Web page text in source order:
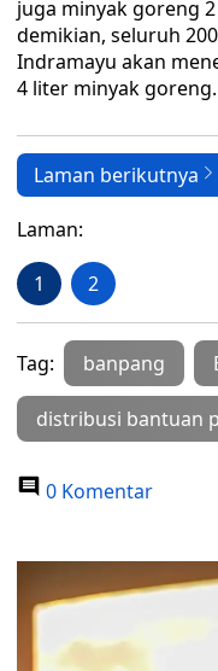
juga minyak goreng
demikian, seluruh
Indramayu akan
4 liter minyak goreng.
Laman berikutnya
Laman:
1 2
Tag: banpang
distribusi bantuan
0 Komentar